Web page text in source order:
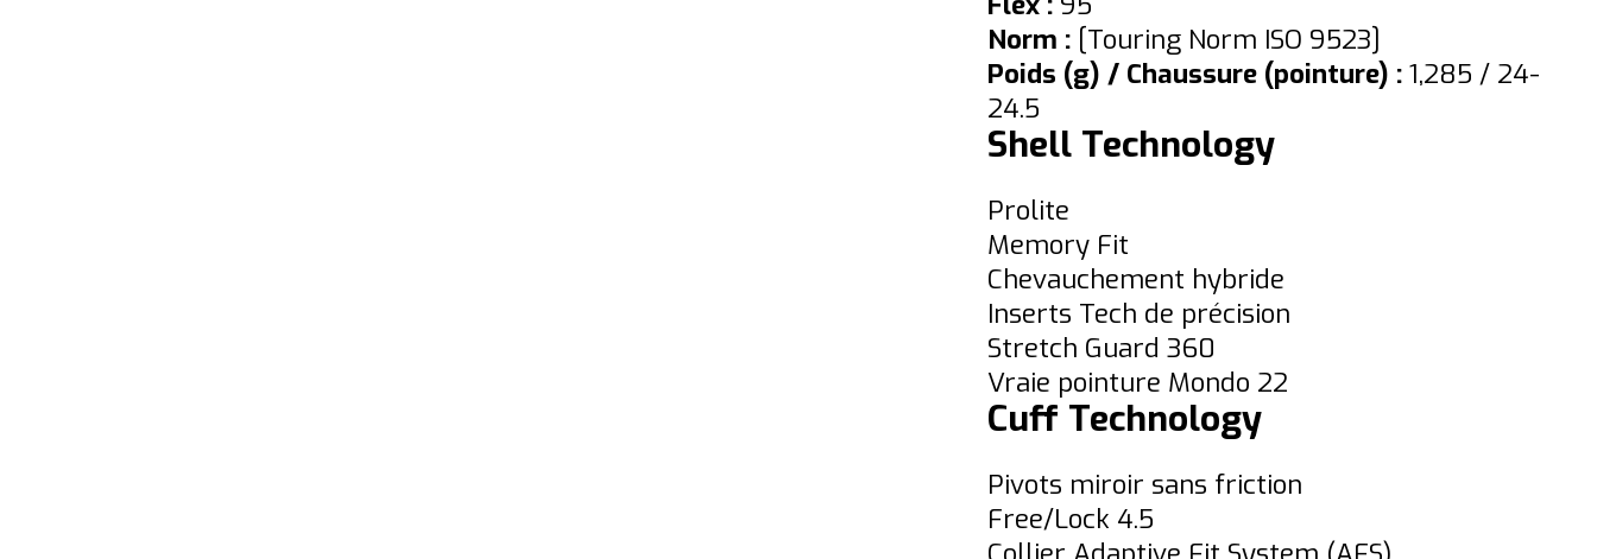
Norm : [Touring Norm ISO 9523]
Poids (g) / Chaussure (pointure) :1,285 / 24-
24.5
Shell Technology
Prolite
Memory Fit
Chevauchement hybride
Inserts Tech de précision
Stretch Guard 360
Vraie pointure Mondo 22
Cuff Technology
Pivots miroir sans friction
Free/Lock 4.5